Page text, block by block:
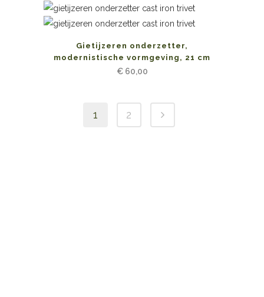
Gietijzeren onderzetter,
modernistische vormgeving, 21 cm
€60,00
1 2